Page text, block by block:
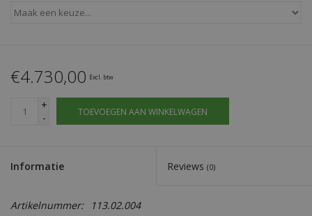
€4.730,00 Excl. btw
+
-
TOEVOEGEN AAN WINKELWAGEN
Informatie Reviews (0)
Artikelnummer: 113.02.004